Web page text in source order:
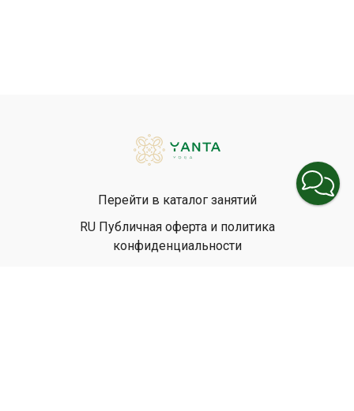
Перейти в каталог занятий
RU Публичная оферта и политика
конфиденциальности